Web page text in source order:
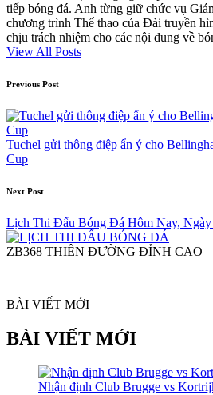
tiếp bóng đá. Anh từng giữ chức vụ
chương trình Thể thao của Đài truyền
chịu trách nhiệm cho các nội dung về
View All Posts
Post
navigation
Previous Post
Tuchel gửi thông điệp ẩn ý cho
Cup
Next Post
Lịch Thi Đấu Bóng Đá Hôm Nay, Ngày
ZB368 THIÊN ĐƯỜNG ĐỈNH CAO
BÀI VIẾT MỚI
BÀI VIẾT MỚI
Nhận định Club Brugge vs